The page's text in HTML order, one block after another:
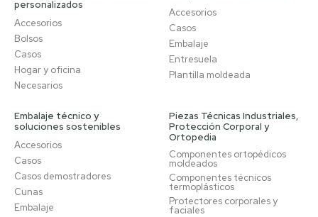
personalizados
Accesorios
Bolsos
Casos
Hogar y oficina
Necesarios
Accesorios
Casos
Embalaje
Entresuela
Plantilla moldeada
Embalaje técnico y
soluciones sostenibles
Accesorios
Casos
Casos demostradores
Cunas
Embalaje
Piezas Técnicas Industriales,
Protección Corporal y
Ortopedia
Componentes ortopédicos
moldeados
Componentes técnicos
termoplásticos
Protectores corporales y
faciales